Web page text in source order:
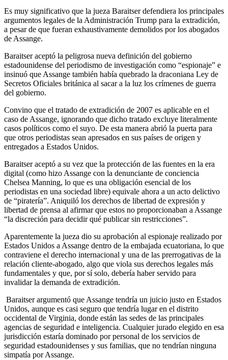
Es muy significativo que la jueza Baraitser defendiera los principales
argumentos legales de la Administración Trump para la extradición,
a pesar de que fueran exhaustivamente demolidos por los abogados
de Assange.
Baraitser aceptó la peligrosa nueva definición del gobierno
estadounidense del periodismo de investigación como “espionaje” e
insinuó que Assange también había quebrado la draconiana Ley de
Secretos Oficiales británica al sacar a la luz los crímenes de guerra
del gobierno.
Convino que el tratado de extradición de 2007 es aplicable en el
caso de Assange, ignorando que dicho tratado excluye literalmente
casos políticos como el suyo. De esta manera abrió la puerta para
que otros periodistas sean apresados en sus países de origen y
entregados a Estados Unidos.
Baraitser aceptó a su vez que la protección de las fuentes en la era
digital (como hizo Assange con la denunciante de conciencia
Chelsea Manning, lo que es una obligación esencial de los
periodistas en una sociedad libre) equivale ahora a un acto delictivo
de “piratería”. Aniquiló los derechos de libertad de expresión y
libertad de prensa al afirmar que estos no proporcionaban a Assange
“la discreción para decidir qué publicar sin restricciones”.
Aparentemente la jueza dio su aprobación al espionaje realizado por
Estados Unidos a Assange dentro de la embajada ecuatoriana, lo que
contraviene el derecho internacional y una de las prerrogativas de la
relación cliente-abogado, algo que viola sus derechos legales más
fundamentales y que, por sí solo, debería haber servido para
invalidar la demanda de extradición.
Baraitser argumentó que Assange tendría un juicio justo en Estados
Unidos, aunque es casi seguro que tendría lugar en el distrito
occidental de Virginia, donde están las sedes de las principales
agencias de seguridad e inteligencia. Cualquier jurado elegido en esa
jurisdicción estaría dominado por personal de los servicios de
seguridad estadounidenses y sus familias, que no tendrían ninguna
simpatía por Assange.